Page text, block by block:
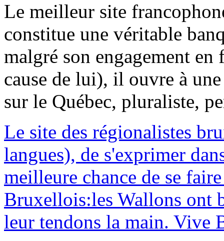
Le meilleur site
constitue une véritable
malgré son engagement
cause de lui), il ouvre à
sur le Québec, pluraliste,
Le site des régionalistes
langues), de s'exprimer
meilleure chance de se
Bruxellois:les Wallons ont
leur tendons la main. Vive